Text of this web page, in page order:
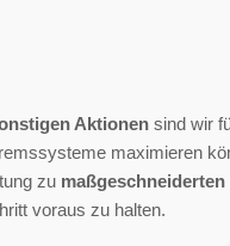
Aktionen sind wir
maximieren
zu
voraus zu halten.